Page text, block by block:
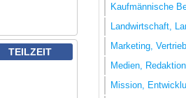
TEILZEIT
Kaufmännische
Landwirtschaft,
Marketing,
Medien,
Mission,